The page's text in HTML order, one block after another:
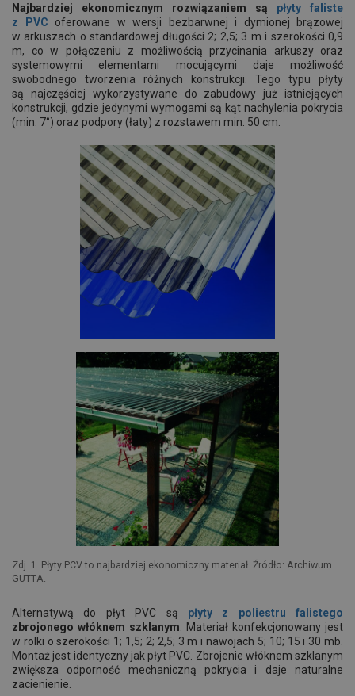
Najbardziej ekonomicznym rozwiązaniem są płyty faliste
z PVC oferowane w wersji bezbarwnej i dymionej brązowej
w arkuszach o standardowej długości 2; 2,5; 3 m i szerokości 0,9
m, co w połączeniu z możliwością przycinania arkuszy oraz
systemowymi elementami mocującymi daje możliwość
swobodnego tworzenia różnych konstrukcji. Tego typu płyty
są najczęściej wykorzystywane do zabudowy już istniejących
konstrukcji, gdzie jedynymi wymogami są kąt nachylenia pokrycia
(min. 7°) oraz podpory (łaty) z rozstawem min. 50 cm.
Zdj. 1. Płyty PCV to najbardziej ekonomiczny materiał. Źródło: Archiwum
GUTTA.
Alternatywą do płyt PVC są płyty z poliestru falistego
zbrojonego włóknem szklanym . Materiał konfekcjonowany jest
w rolki o szerokości 1; 1,5; 2; 2,5; 3 m i nawojach 5; 10; 15 i 30 mb.
Montaż jest identyczny jak płyt PVC. Zbrojenie włóknem szklanym
zwiększa odporność mechaniczną pokrycia i daje naturalne
zacienienie.